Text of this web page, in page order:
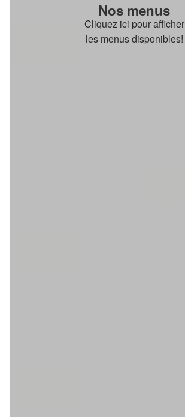
Nos menus
Cliquez ici pour afficher
les menus disponibles!